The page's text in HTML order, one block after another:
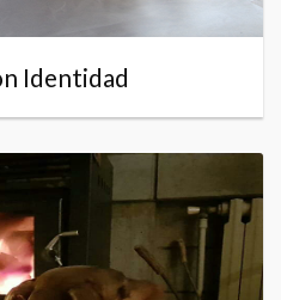
Identidad